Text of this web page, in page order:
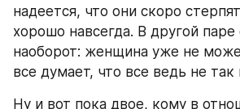
надеется, что они скоро
хорошо навсегда. В другой паре
наоборот: женщина уже не
все думает, что все ведь не так
Ну и вот пока двое, кому в